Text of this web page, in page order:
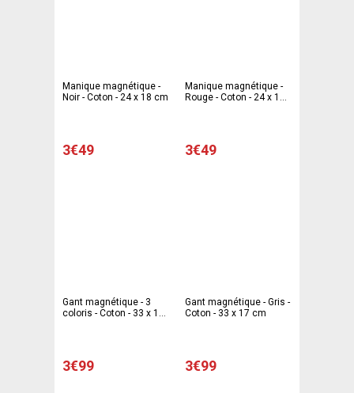
Manique magnétique -
Noir - Coton - 24 x 18 cm
3€49
Manique magnétique -
Rouge - Coton - 24 x 18
3€49
Gant magnétique - 3
coloris - Coton - 33 x 17
3€99
Gant magnétique - Gris -
Coton - 33 x 17 cm
3€99